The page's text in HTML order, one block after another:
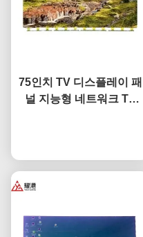
75인치 TV 디스플레이 패
널 지능형 네트워크 TV